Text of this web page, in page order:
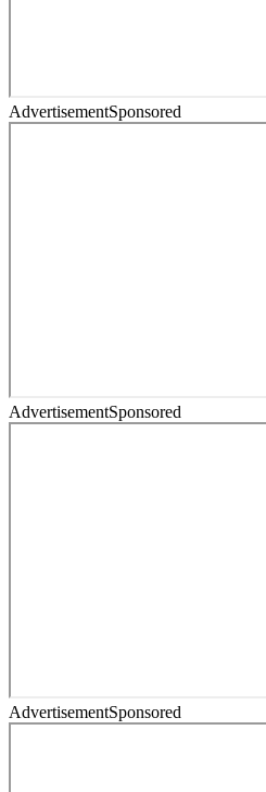
AdvertisementSponsored
AdvertisementSponsored
AdvertisementSponsored